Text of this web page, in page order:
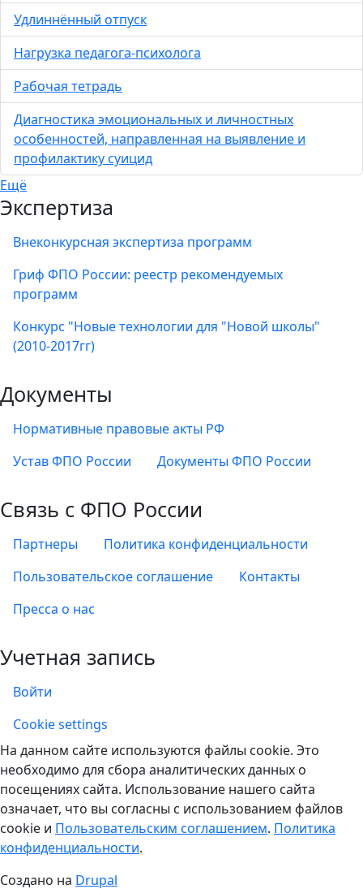
Удлиннённый отпуск
Нагрузка педагога-психолога
Рабочая тетрадь
Диагностика эмоциональных и личностных
особенностей, направленная на выявление и
профилактику суицид
Ещё
Экспертиза
Внеконкурсная экспертиза программ
Гриф ФПО России: реестр рекомендуемых
программ
Конкурс "Новые технологии для "Новой школы"
(2010-2017гг)
Документы
Нормативные правовые акты РФ
Устав ФПО России
Документы ФПО России
Связь с ФПО России
Партнеры
Политика конфиденциальности
Пользовательское соглашение
Контакты
Пресса о нас
Учетная запись
Войти
Учетная запись
Cookie settings
На данном сайте используются файлы cookie. Это
необходимо для сбора аналитических данных о
посещениях сайта. Использование нашего сайта
означает, что вы согласны с использованием файлов
cookie и Пользовательским соглашением. Политика
конфиденциальности.
Создано на Drupal